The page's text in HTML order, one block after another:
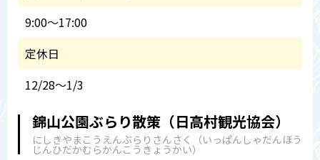
9:00～17:00
定休日
12/28～1/3
錦山公園ぶらり散策（日高村観光協会）
にしきやまこうえんぶらりさんさく（いっぱんしゃだんほう
じんひだかむらかんこうきょうかい）